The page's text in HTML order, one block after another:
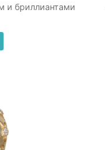
и бриллиантами